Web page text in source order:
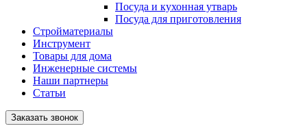
Посуда и кухонная утварь
Посуда для приготовления
Стройматериалы
Инструмент
Товары для дома
Инженерные системы
Наши партнеры
Статьи
Заказать звонок